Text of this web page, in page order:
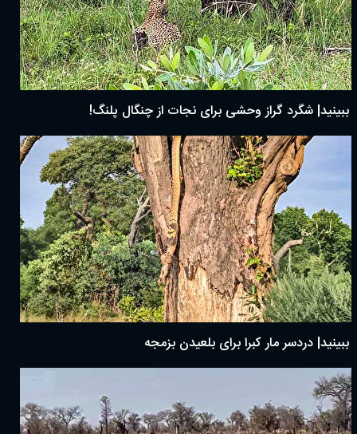
ببینید| شگرد گراز وحشی برای نجات از چنگال پلنگ!
ببینید| دردسر مار کبرا برای بلعیدن بزمجه